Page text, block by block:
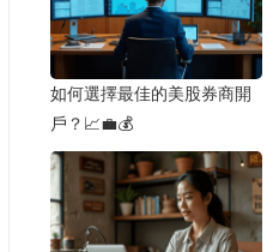
如何選擇最佳的美股券商開
戶？📈💼💰